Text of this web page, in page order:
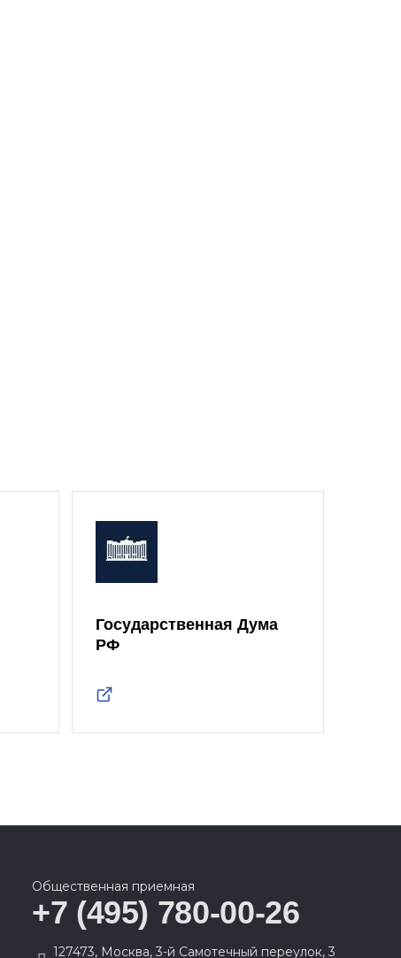
Государственная Дума
РФ
Общественная приемная
+7 (495) 780-00-26
127473, Москва, 3-й Самотечный переулок, 3